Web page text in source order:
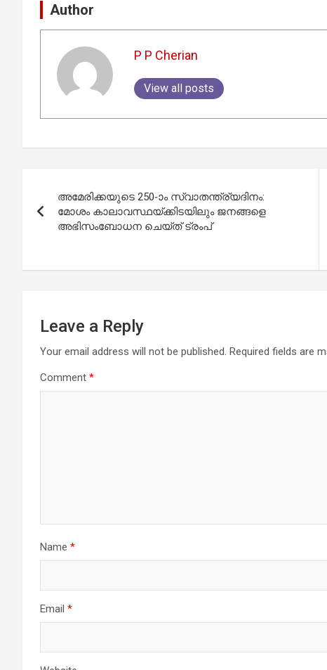
Author
P P Cherian
View all posts
navigation
അമേരിക്കയുടെ 250-ാം സ്വാതന്ത്ര്യദിനം:
മോശം കാലാവസ്ഥയ്ക്കിടയിലും ജനങ്ങളെ
അഭിസംബോധന ചെയ്ത് ട്രംപ്
Leave a Reply
Your email address will not be published. Required fields are
Comment *
Name *
Email *